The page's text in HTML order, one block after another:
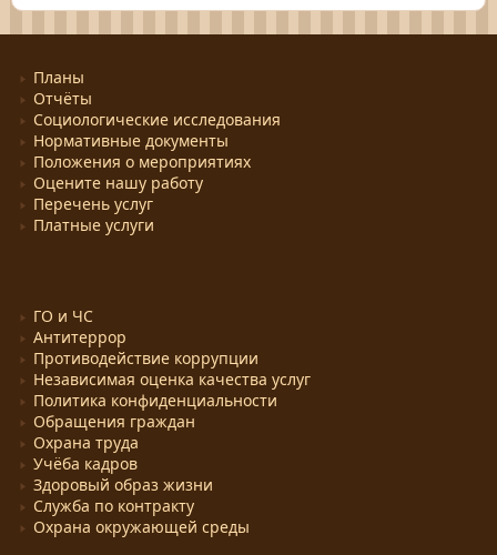
Планы
Отчёты
Социологические исследования
Нормативные документы
Положения о мероприятиях
Оцените нашу работу
Перечень услуг
Платные услуги
ГО и ЧС
Антитеррор
Противодействие коррупции
Независимая оценка качества услуг
Политика конфиденциальности
Обращения граждан
Охрана труда
Учёба кадров
Здоровый образ жизни
Служба по контракту
Охрана окружающей среды